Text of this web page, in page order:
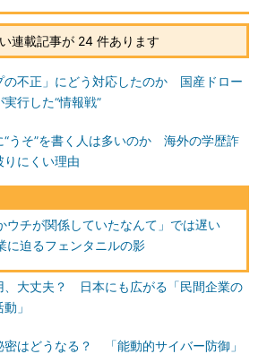
連載記事が 24 件あります
の不正」にどう対応したのか 国産ドロー
実行した“情報戦”
“うそ”を書く人は多いのか 海外の学歴詐
りにくい理由
ウチが関係していたなんて」では遅い
に迫るフェンタニルの影
、大丈夫？ 日本にも広がる「民間企業の
」
密はどうなる？ 「能動的サイバー防御」